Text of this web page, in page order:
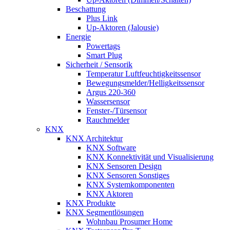
Beschattung
Plus Link
Up-Aktoren (Jalousie)
Energie
Powertags
Smart Plug
Sicherheit / Sensorik
Temperatur Luftfeuchtigkeitssensor
Bewegungsmelder/Helligkeitssensor
Argus 220-360
Wassersensor
Fenster-/Türsensor
Rauchmelder
KNX
KNX Architektur
KNX Software
KNX Konnektivität und Visualisierung
KNX Sensoren Design
KNX Sensoren Sonstiges
KNX Systemkomponenten
KNX Aktoren
KNX Produkte
KNX Segmentlösungen
Wohnbau Prosumer Home